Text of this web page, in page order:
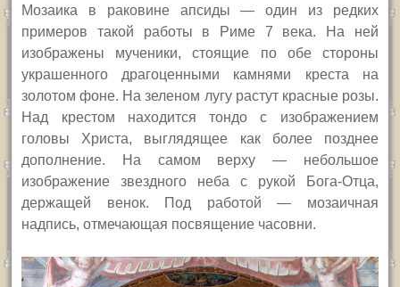
Мозаика в раковине апсиды — один из редких
примеров такой работы в Риме 7 века. На ней
изображены мученики, стоящие по обе стороны
украшенного драгоценными камнями креста на
золотом фоне. На зеленом лугу растут красные розы.
Над крестом находится тондо с изображением
головы Христа, выглядящее как более позднее
дополнение. На самом верху — небольшое
изображение звездного неба с рукой Бога-Отца,
держащей венок. Под работой — мозаичная
надпись, отмечающая посвящение часовни.